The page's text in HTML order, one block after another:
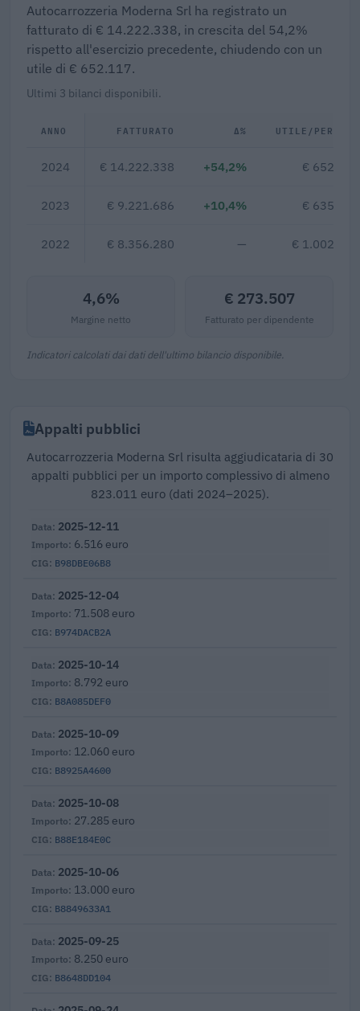
Autocarrozzeria Moderna Srl ha registrato un
fatturato di € 14.222.338, in crescita del 54,2%
rispetto all'esercizio precedente, chiudendo con un
utile di € 652.117.
Ultimi 3 bilanci disponibili.
ANNO FATTURATO Δ% UTILE/PERDITA
2024 € 14.222.338 +54,2% € 652.117
2023 € 9.221.686 +10,4% € 635.227
2022 € 8.356.280 — € 1.002.503
4,6%
Margine netto
€ 273.507
Fatturato per dipendente
Indicatori calcolati dai dati dell'ultimo bilancio disponibile.
Appalti pubblici
Autocarrozzeria Moderna Srl risulta aggiudicataria di 30
appalti pubblici per un importo complessivo di almeno
823.011 euro (dati 2024–2025).
B98DBE06B8
2025-12-11
6.516 euro
B974DACB2A
2025-12-04
71.508 euro
B8A085DEF0
2025-10-14
8.792 euro
B8925A4600
2025-10-09
12.060 euro
B88E184E0C
2025-10-08
27.285 euro
B8849633A1
2025-10-06
13.000 euro
B8648DD104
2025-09-25
8.250 euro